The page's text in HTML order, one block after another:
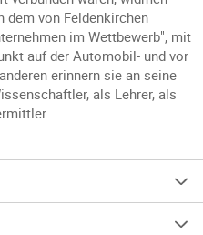
dem von Feldenkirchen
im Wettbewerb", mit
auf der Automobil- und vor
erinnern sie an seine
als Lehrer, als